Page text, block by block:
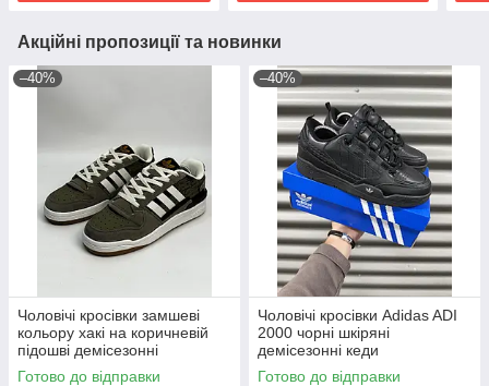
Акційні пропозиції та новинки
–40%
Чоловічі кросівки замшеві
кольору хакі на коричневій
підошві демісезонні
Готово до відправки
–40%
Чоловічі кросівки Adidas ADI
2000 чорні шкіряні
демісезонні кеди
Готово до відправки